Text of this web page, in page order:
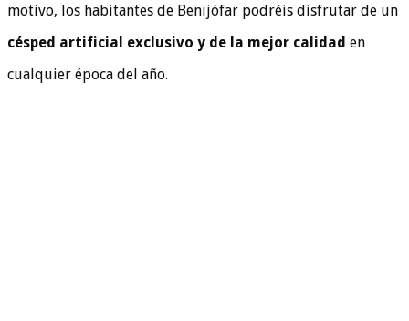
motivo, los habitantes de Benijófar podréis disfrutar de un
césped artificial exclusivo y de la mejor calidad en
cualquier época del año.